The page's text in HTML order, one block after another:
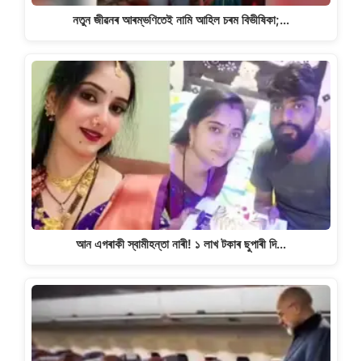
নতুন জীৱনৰ আৰম্ভণিতেই নামি আহিল চৰম বিভীষিকা;…
আন এগৰাকী স্বামীহন্তা নাৰী! ১ লাখ টকাৰ ছুপাৰী দি…